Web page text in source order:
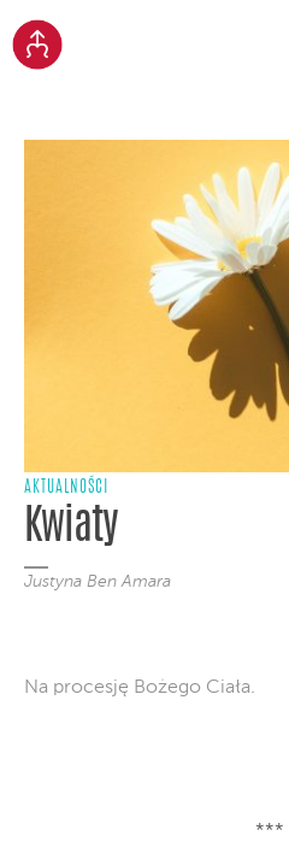
AKTUALNOŚCI
Kwiaty
Justyna Ben Amara
Na procesję Bożego Ciała.
***